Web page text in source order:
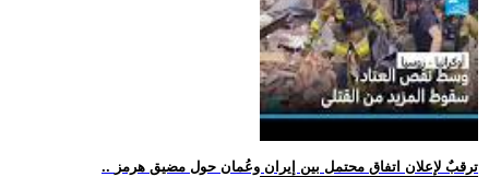
.. ترقبٌ لإعلان اتفاق محتمل بين إيران وعُمان حول مضيق هرمز